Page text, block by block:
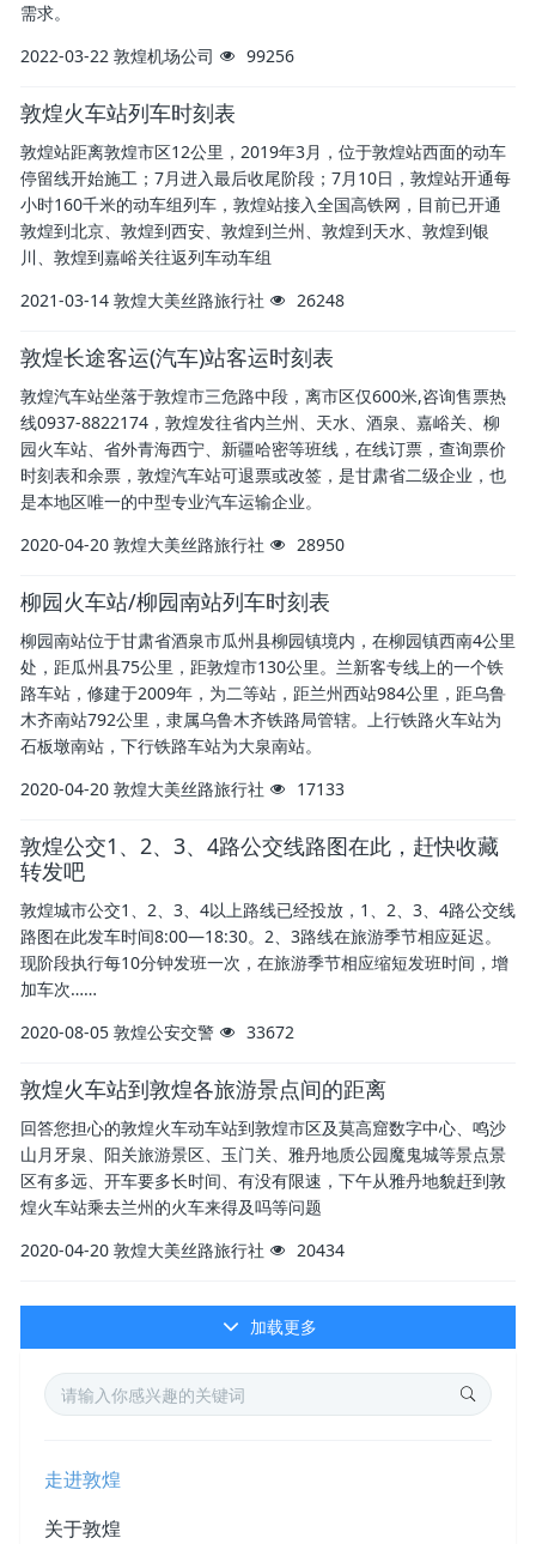
需求。
2022-03-22 敦煌机场公司 99256
敦煌火车站列车时刻表
敦煌站距离敦煌市区12公里，2019年3月，位于敦煌站西面的动车
停留线开始施工；7月进入最后收尾阶段；7月10日，敦煌站开通每
小时160千米的动车组列车，敦煌站接入全国高铁网，目前已开通
敦煌到北京、敦煌到西安、敦煌到兰州、敦煌到天水、敦煌到银
川、敦煌到嘉峪关往返列车动车组
2021-03-14 敦煌大美丝路旅行社 26248
敦煌长途客运(汽车)站客运时刻表
敦煌汽车站坐落于敦煌市三危路中段，离市区仅600米,咨询售票热
线0937-8822174，敦煌发往省内兰州、天水、酒泉、嘉峪关、柳
园火车站、省外青海西宁、新疆哈密等班线，在线订票，查询票价
时刻表和余票，敦煌汽车站可退票或改签，是甘肃省二级企业，也
是本地区唯一的中型专业汽车运输企业。
2020-04-20 敦煌大美丝路旅行社 28950
柳园火车站/柳园南站列车时刻表
柳园南站位于甘肃省酒泉市瓜州县柳园镇境内，在柳园镇西南4公里
处，距瓜州县75公里，距敦煌市130公里。兰新客专线上的一个铁
路车站，修建于2009年，为二等站，距兰州西站984公里，距乌鲁
木齐南站792公里，隶属乌鲁木齐铁路局管辖。上行铁路火车站为
石板墩南站，下行铁路车站为大泉南站。
2020-04-20 敦煌大美丝路旅行社 17133
敦煌公交1、2、3、4路公交线路图在此，赶快收藏
转发吧
敦煌城市公交1、2、3、4以上路线已经投放，1、2、3、4路公交线
路图在此发车时间8:00—18:30。2、3路线在旅游季节相应延迟。
现阶段执行每10分钟发班一次，在旅游季节相应缩短发班时间，增
加车次……
2020-08-05 敦煌公安交警 33672
敦煌火车站到敦煌各旅游景点间的距离
回答您担心的敦煌火车动车站到敦煌市区及莫高窟数字中心、鸣沙
山月牙泉、阳关旅游景区、玉门关、雅丹地质公园魔鬼城等景点景
区有多远、开车要多长时间、有没有限速，下午从雅丹地貌赶到敦
煌火车站乘去兰州的火车来得及吗等问题
2020-04-20 敦煌大美丝路旅行社 20434
加载更多
走进敦煌
关于敦煌